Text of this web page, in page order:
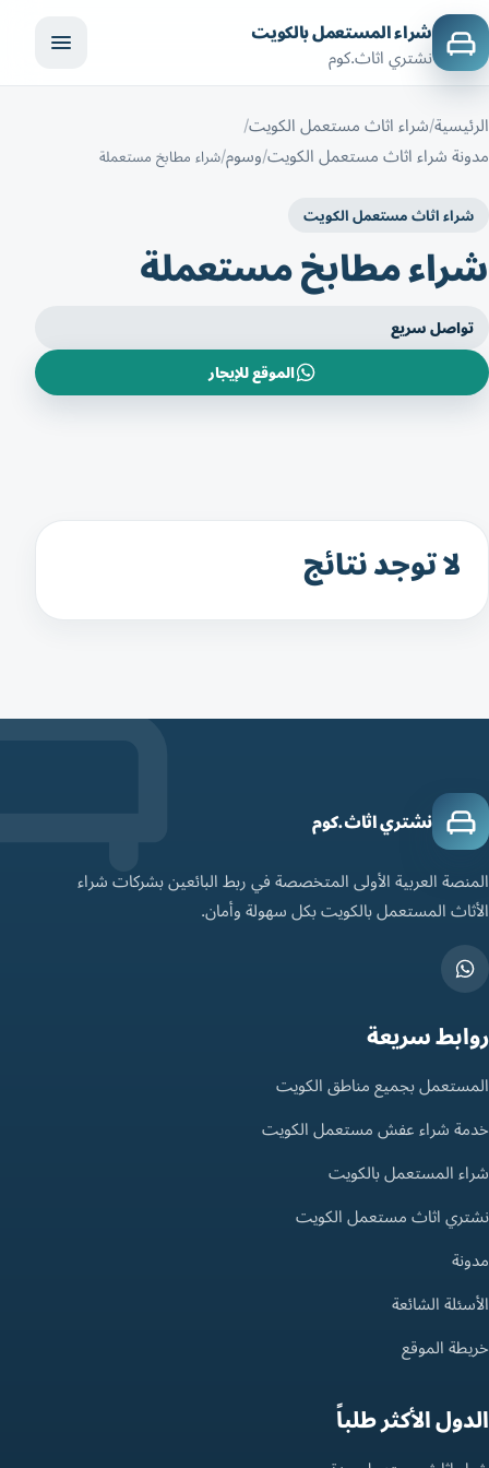
شراء المستعمل بالكويت
نشتري اثاث.كوم
الرئيسية شراء اثاث مستعمل الكويت
مدونة شراء اثاث مستعمل الكويت وسوم شراء مطابخ مستعملة
شراء اثاث مستعمل الكويت
شراء مطابخ مستعملة
تواصل سريع
الموقع للإيجار
لا توجد نتائج
نشتري اثاث.كوم
المنصة العربية الأولى المتخصصة في ربط البائعين بشركات شراء
الأثاث المستعمل بالكويت بكل سهولة وأمان.
روابط سريعة
المستعمل بجميع مناطق الكويت
خدمة شراء عفش مستعمل الكويت
شراء المستعمل بالكويت
نشتري اثاث مستعمل الكويت
مدونة
الأسئلة الشائعة
خريطة الموقع
الدول الأكثر طلباً